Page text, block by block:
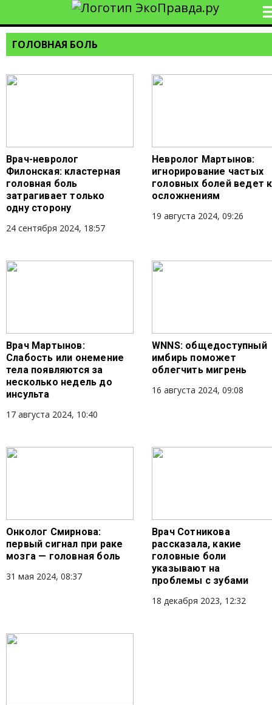
ГОЛОВНАЯ БОЛЬ
Врач-невролог
Филонская: кластерная
головная боль
затрагивает только
одну сторону
24 сентября 2024, 18:57
Невролог Мартынов:
игнорирование частых
головных болей ведет к
осложнениям
19 августа 2024, 09:26
Врач Мартынов:
Слабость или онемение
тела появляются за
несколько недель до
инсульта
17 августа 2024, 10:40
WNNS: общедоступный
имбирь поможет
облегчить мигрень
16 августа 2024, 09:08
Онколог Смирнова:
первый сигнал при раке
мозга — головная боль
31 мая 2024, 08:37
Врач Сотникова
рассказала, какие
головные боли
указывают на
проблемы с зубами
18 декабря 2023, 12:32